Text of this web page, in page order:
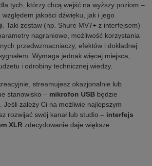
tych, którzy chcą wejść na wyższy poziom –
jakości dźwięku, jak i jego
Taki zestaw (np. Shure MV7+ z interfejsem)
nagraniowe, możliwość korzystania
przedwzmacniaczy, efektów i dokładnej
Wymaga jednak więcej miejsca,
i odrobiny technicznej wiedzy.
streamujesz okazjonalnie lub
stanowisko – mikrofon USB będzie
Jeśli zależy Ci na możliwie najlepszym
rozwijać swój kanał lub studio – interfejs
XLR zdecydowanie daje większe